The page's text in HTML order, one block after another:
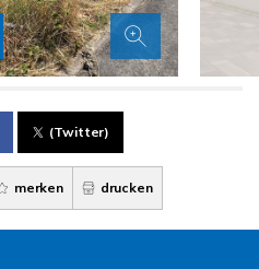
(Twitter)
merken drucken